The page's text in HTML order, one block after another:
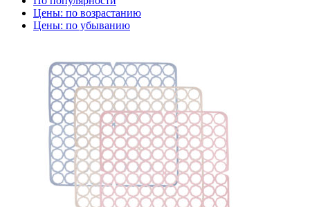
Цены: по возрастанию
Цены: по убыванию